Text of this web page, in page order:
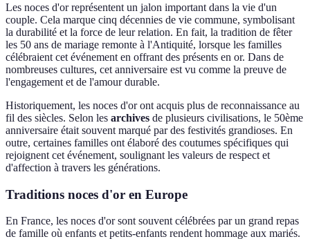
Les noces d'or représentent un jalon important dans la vie d'un
couple. Cela marque cinq décennies de vie commune, symbolisant
la durabilité et la force de leur relation. En fait, la tradition de fêter
les 50 ans de mariage remonte à l'Antiquité, lorsque les familles
célébraient cet événement en offrant des présents en or. Dans de
nombreuses cultures, cet anniversaire est vu comme la preuve de
l'engagement et de l'amour durable.
Historiquement, les noces d'or ont acquis plus de reconnaissance au
fil des siècles. Selon les archives de plusieurs civilisations, le 50ème
anniversaire était souvent marqué par des festivités grandioses. En
outre, certaines familles ont élaboré des coutumes spécifiques qui
rejoignent cet événement, soulignant les valeurs de respect et
d'affection à travers les générations.
Traditions noces d'or en Europe
En France, les noces d'or sont souvent célébrées par un grand repas
de famille où enfants et petits-enfants rendent hommage aux mariés.